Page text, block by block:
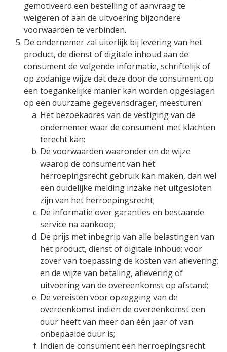
gemotiveerd een bestelling of aanvraag te
weigeren of aan de uitvoering bijzondere
voorwaarden te verbinden.
De ondernemer zal uiterlijk bij levering van het
product, de dienst of digitale inhoud aan de
consument de volgende informatie, schriftelijk of
op zodanige wijze dat deze door de consument op
een toegankelijke manier kan worden opgeslagen
op een duurzame gegevensdrager, meesturen:
Het bezoekadres van de vestiging van de
ondernemer waar de consument met klachten
terecht kan;
De voorwaarden waaronder en de wijze
waarop de consument van het
herroepingsrecht gebruik kan maken, dan wel
een duidelijke melding inzake het uitgesloten
zijn van het herroepingsrecht;
De informatie over garanties en bestaande
service na aankoop;
De prijs met inbegrip van alle belastingen van
het product, dienst of digitale inhoud; voor
zover van toepassing de kosten van aflevering;
en de wijze van betaling, aflevering of
uitvoering van de overeenkomst op afstand;
De vereisten voor opzegging van de
overeenkomst indien de overeenkomst een
duur heeft van meer dan één jaar of van
onbepaalde duur is;
Indien de consument een herroepingsrecht